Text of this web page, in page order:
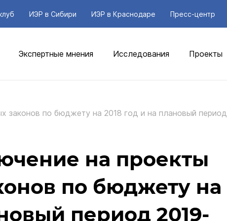
ИЭР в Сибири ИЭР в Краснодаре Пресс-центр
Экспертные мнения Исследования Проекты
законов по бюджету на 2018 год и на плановый период
на проекты
по бюджету на
период 2019-